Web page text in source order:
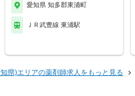
愛知県 知多郡東浦町
ＪＲ武豊線 東浦駅
県)エリアの薬剤師求人をもっと見る